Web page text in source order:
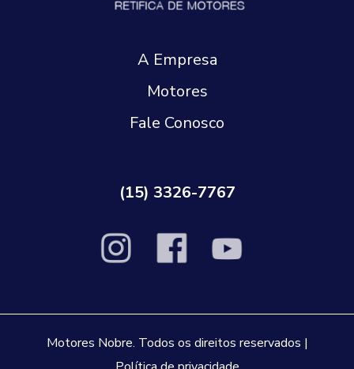
A Empresa
Motores
Fale Conosco
(15) 3326-7767
Motores Nobre. Todos os direitos reservados |